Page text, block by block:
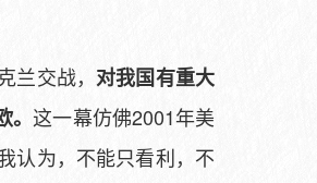
兰交战， 对我国有重大
。这一幕仿佛2001年美
认为，不能只看利，不